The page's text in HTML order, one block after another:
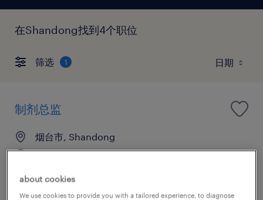
在Shandong找到4个职位
筛选 1
制剂总监
烟台市, Shandong
正式工
about cookies
We use cookies to provide you with a tailored experience, to diagnose